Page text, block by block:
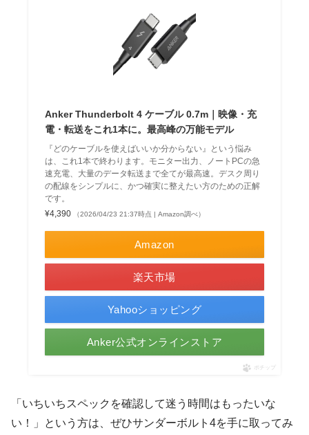
Anker Thunderbolt 4 ケーブル 0.7m｜映像・充
電・転送をこれ1本に。最高峰の万能モデル
『どのケーブルを使えばいいか分からない』という悩み
は、これ1本で終わります。モニター出力、ノートPCの急
速充電、大量のデータ転送まで全てが最高速。デスク周り
の配線をシンプルに、かつ確実に整えたい方のための正解
です。
¥4,390
（2026/04/23 21:37時点 | Amazon調べ）
Amazon
楽天市場
Yahooショッピング
Anker公式オンラインストア
ポチップ
「いちいちスペックを確認して迷う時間はもったいな
い！」という方は、ぜひサンダーボルト4を手に取ってみ